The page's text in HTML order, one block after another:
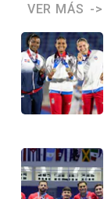
VER MÁS